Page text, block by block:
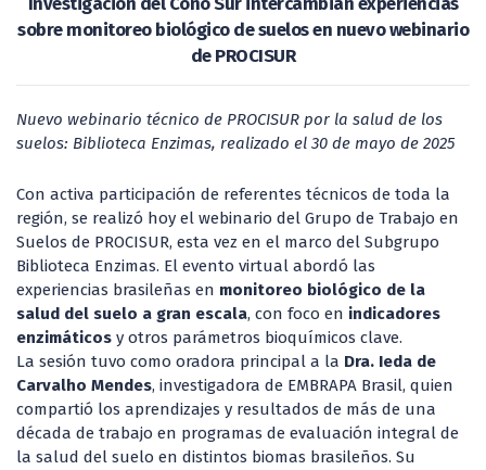
sobre monitoreo biológico de suelos en nuevo webinario
de PROCISUR
Nuevo webinario técnico de PROCISUR por la salud de los
suelos: Biblioteca Enzimas, realizado el 30 de mayo de 2025
Con activa participación de referentes técnicos de toda la
región, se realizó hoy el webinario del Grupo de Trabajo en
Suelos de PROCISUR, esta vez en el marco del Subgrupo
Biblioteca Enzimas. El evento virtual abordó las
experiencias brasileñas en monitoreo biológico de la
salud del suelo a gran escala, con foco en indicadores
enzimáticos y otros parámetros bioquímicos clave.
La sesión tuvo como oradora principal a la Dra. Ieda de
Carvalho Mendes, investigadora de EMBRAPA Brasil, quien
compartió los aprendizajes y resultados de más de una
década de trabajo en programas de evaluación integral de
la salud del suelo en distintos biomas brasileños. Su